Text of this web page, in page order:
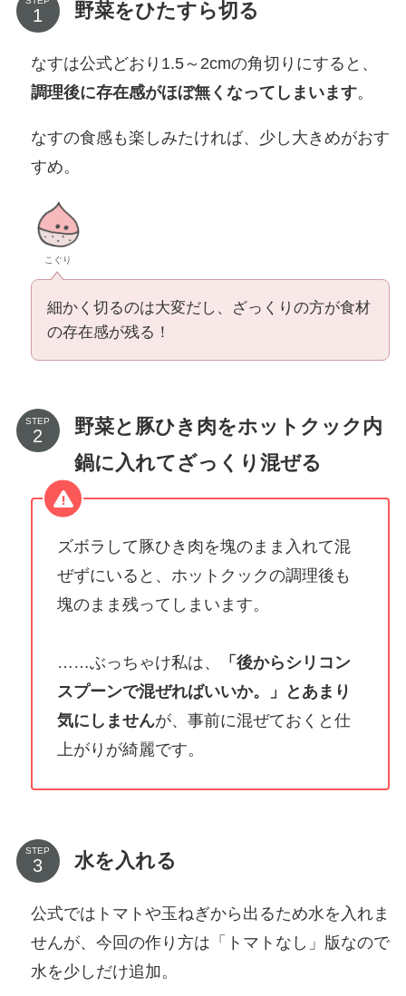
野菜をひたすら切る
なすは公式どおり1.5～2cmの角切りにすると、
調理後に存在感がほぼ無くなってしまいます。
なすの食感も楽しみたければ、少し大きめがおす
すめ。
こぐり
細かく切るのは大変だし、ざっくりの方が食材
の存在感が残る！
STEP
野菜と豚ひき肉をホットクック内
鍋に入れてざっくり混ぜる
ズボラして豚ひき肉を塊のまま入れて混
ぜずにいると、ホットクックの調理後も
塊のまま残ってしまいます。
……ぶっちゃけ私は、
「後からシリコン
スプーンで混ぜればいいか。」とあまり
気にしませんが、事前に混ぜておくと仕
上がりが綺麗です。
STEP 水を入れる
公式ではトマトや玉ねぎから出るため水を入れま
せんが、今回の作り方は「トマトなし」版なので
水を少しだけ追加。